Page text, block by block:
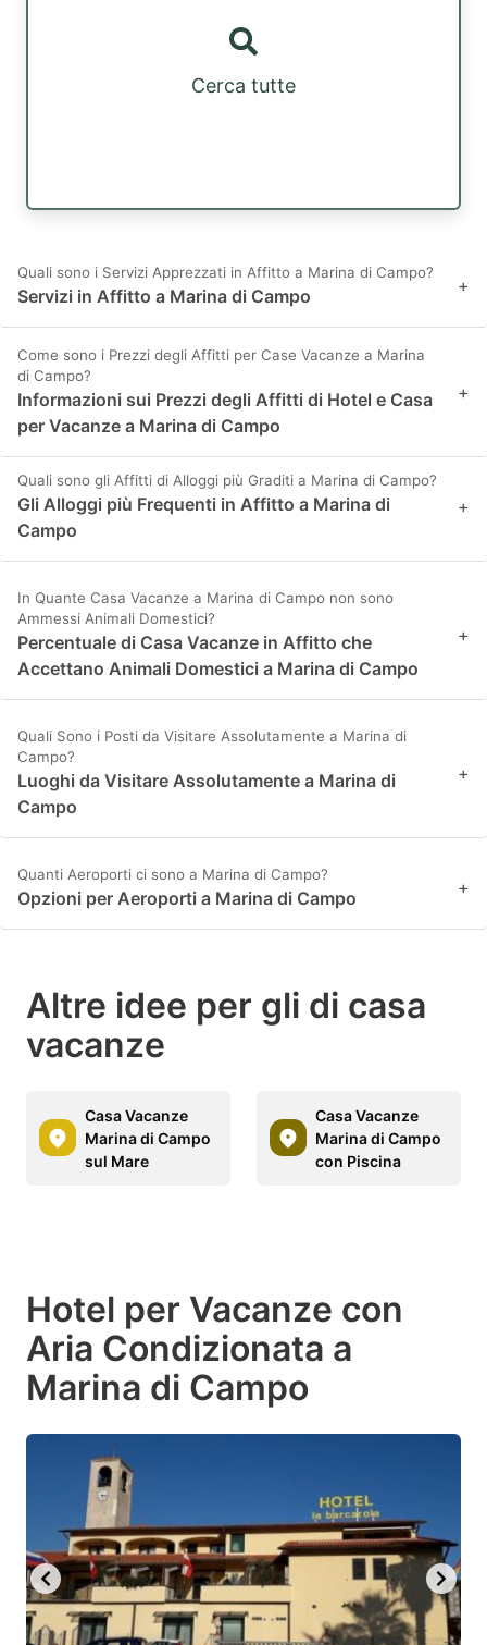
Cerca tutte
Quali sono i Servizi Apprezzati in Affitto a Marina di Campo?
Servizi in Affitto a Marina di Campo +
Come sono i Prezzi degli Affitti per Case Vacanze a Marina
di Campo?
Informazioni sui Prezzi degli Affitti di Hotel e Casa
per Vacanze a Marina di Campo
+
Quali sono gli Affitti di Alloggi più Graditi a Marina di Campo?
Gli Alloggi più Frequenti in Affitto a Marina di
Campo
+
In Quante Casa Vacanze a Marina di Campo non sono
Ammessi Animali Domestici?
Percentuale di Casa Vacanze in Affitto che
Accettano Animali Domestici a Marina di Campo
+
Quali Sono i Posti da Visitare Assolutamente a Marina di
Campo?
Luoghi da Visitare Assolutamente a Marina di
Campo
+
Quanti Aeroporti ci sono a Marina di Campo?
Opzioni per Aeroporti a Marina di Campo +
Altre idee per gli di casa
vacanze
Casa Vacanze
Marina di Campo
sul Mare
Casa Vacanze
Marina di Campo
con Piscina
Hotel per Vacanze con
Aria Condizionata a
Marina di Campo